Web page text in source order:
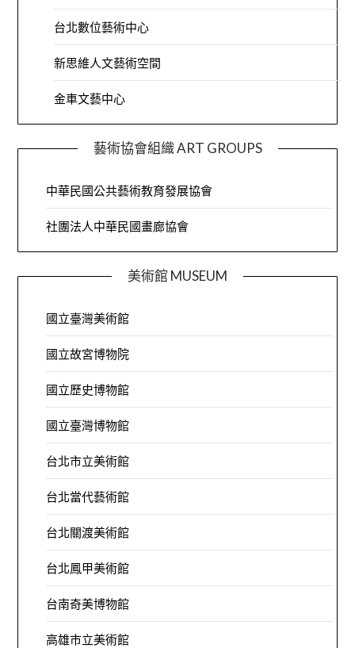
台北數位藝術中心
新思維人文藝術空間
金車文藝中心
藝術協會組織 ART GROUPS
中華民國公共藝術教育發展協會
社團法人中華民國畫廊協會
美術館 MUSEUM
國立臺灣美術館
國立故宮博物院
國立歷史博物館
國立臺灣博物館
台北市立美術館
台北當代藝術館
台北關渡美術館
台北鳳甲美術館
台南奇美博物館
高雄市立美術館